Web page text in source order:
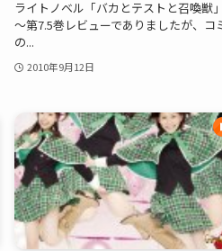
ライトノベル「バカとテストと召喚獣
～第7.5巻レビューでありましたが、コ
の...
2010年9月12日